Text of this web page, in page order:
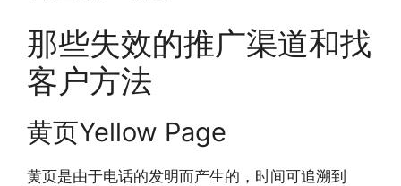
那些失效的推广渠道和找
客户方法
黄页Yellow Page
黄页是由于电话的发明而产生的，时间可追溯到